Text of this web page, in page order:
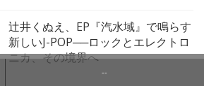
辻井くぬえ、EP『汽水域』で鳴らす
新しいJ-POP──ロックとエレクトロ
ニカ、その境界へ
--